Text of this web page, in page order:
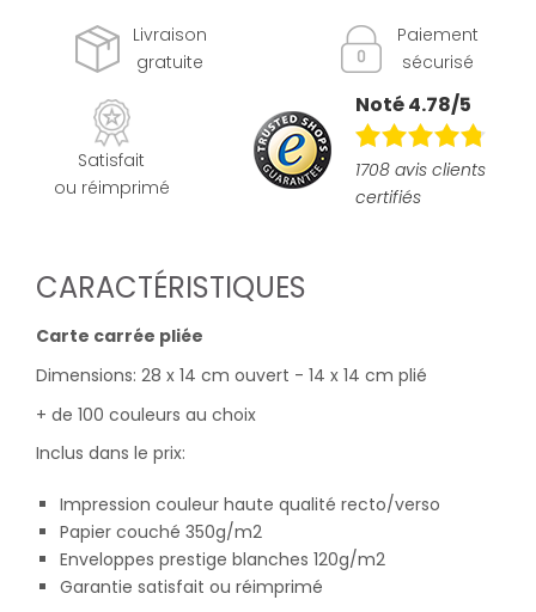
Livraison
gratuite
Paiement
sécurisé
Satisfait
ou réimprimé
Noté 4.78/5
1708 avis clients
certifiés
CARACTÉRISTIQUES
Carte carrée pliée
Dimensions: 28 x 14 cm ouvert - 14 x 14 cm plié
+ de 100 couleurs au choix
Inclus dans le prix:
Impression couleur haute qualité recto/verso
Papier couché 350g/m2
Enveloppes prestige blanches 120g/m2
Garantie satisfait ou réimprimé